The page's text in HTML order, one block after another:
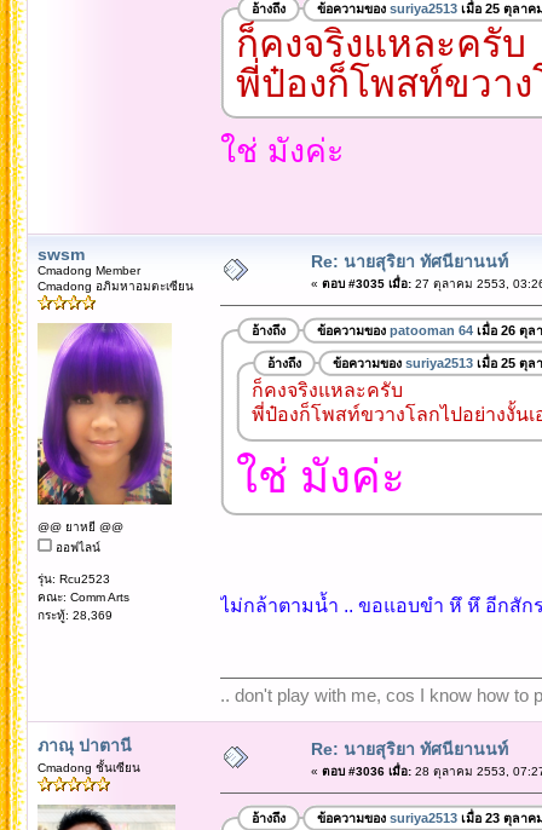
อ้างถึง ข้อความของ suriya2513เมื่อ 25 ตุลาค
ก็คงจริงแหละครับ
พี่ป๋องก็โพสท์ขวาง
ใช่ มังค่ะ
swsm
Cmadong Member
Cmadong อภิมหาอมตะเซียน
@@ ยาหยี @@
ออฟไลน์
รุ่น: Rcu2523
คณะ: Comm Arts
กระทู้: 28,369
Re: นายสุริยา ทัศนียานนท์
« ตอบ #3035 เมื่อ:27 ตุลาคม 2553,
อ้างถึง ข้อความของ patooman 64เมื่อ 26 ตุล
อ้างถึง ข้อความของ suriya2513เมื่อ 25 ตุล
ก็คงจริงแหละครับ
พี่ป๋องก็โพสท์ขวางโลกไปอย่างงั้นเ
ใช่ มังค่ะ
ไม่กล้าตามน้ำ .. ขอแอบขำ หึ หึ อีกสัก
.. don't play with me, cos I know how to
ภาณุ ปาตานี
Cmadong ชั้นเซียน
Re: นายสุริยา ทัศนียานนท์
« ตอบ #3036 เมื่อ:28 ตุลาคม 2553,
อ้างถึง ข้อความของ suriya2513เมื่อ 23 ตุลาค